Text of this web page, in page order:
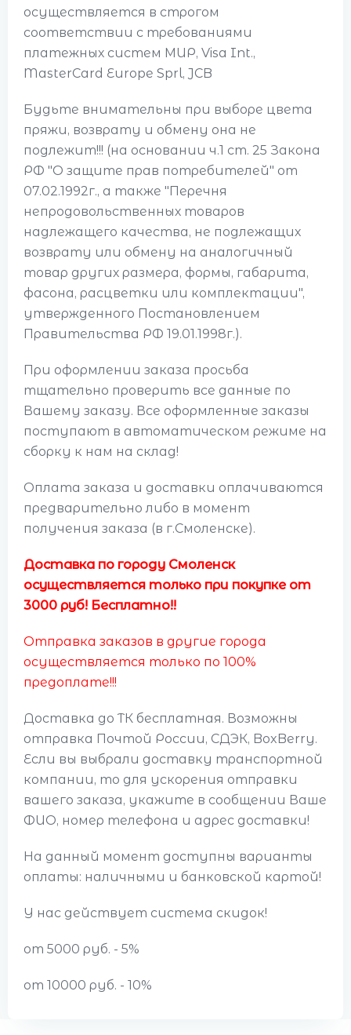
осуществляется в строгом
соответствии с требованиями
платежных систем МИР, Visa Int.,
MasterCard Europe Sprl, JCB
Будьте внимательны при выборе цвета
пряжи, возврату и обмену она не
подлежит!!! (на основании ч.1 ст. 25 Закона
РФ "О защите прав потребителей" от
07.02.1992г., а также "Перечня
непродовольственных товаров
надлежащего качества, не подлежащих
возврату или обмену на аналогичный
товар других размера, формы, габарита,
фасона, расцветки или комплектации",
утвержденного Постановлением
Правительства РФ 19.01.1998г.).
При оформлении заказа просьба
тщательно проверить все данные по
Вашему заказу. Все оформленные заказы
поступают в автоматическом режиме на
сборку к нам на склад!
Оплата заказа и доставки оплачиваются
предварительно либо в момент
получения заказа (в г.Смоленске).
Доставка по городу Смоленск
осуществляется только при покупке от
3000 руб! Бесплатно!!
Отправка заказов в другие города
осуществляется только по 100%
предоплате!!!
Доставка до ТК бесплатная. Возможны
отправка Почтой России, СДЭК, BoxBerry.
Если вы выбрали доставку транспортной
компании, то для ускорения отправки
вашего заказа, укажите в сообщении Ваше
ФИО, номер телефона и адрес доставки!
На данный момент доступны варианты
оплаты: наличными и банковской картой!
У нас действует система скидок!
от 5000 руб. - 5%
от 10000 руб. - 10%